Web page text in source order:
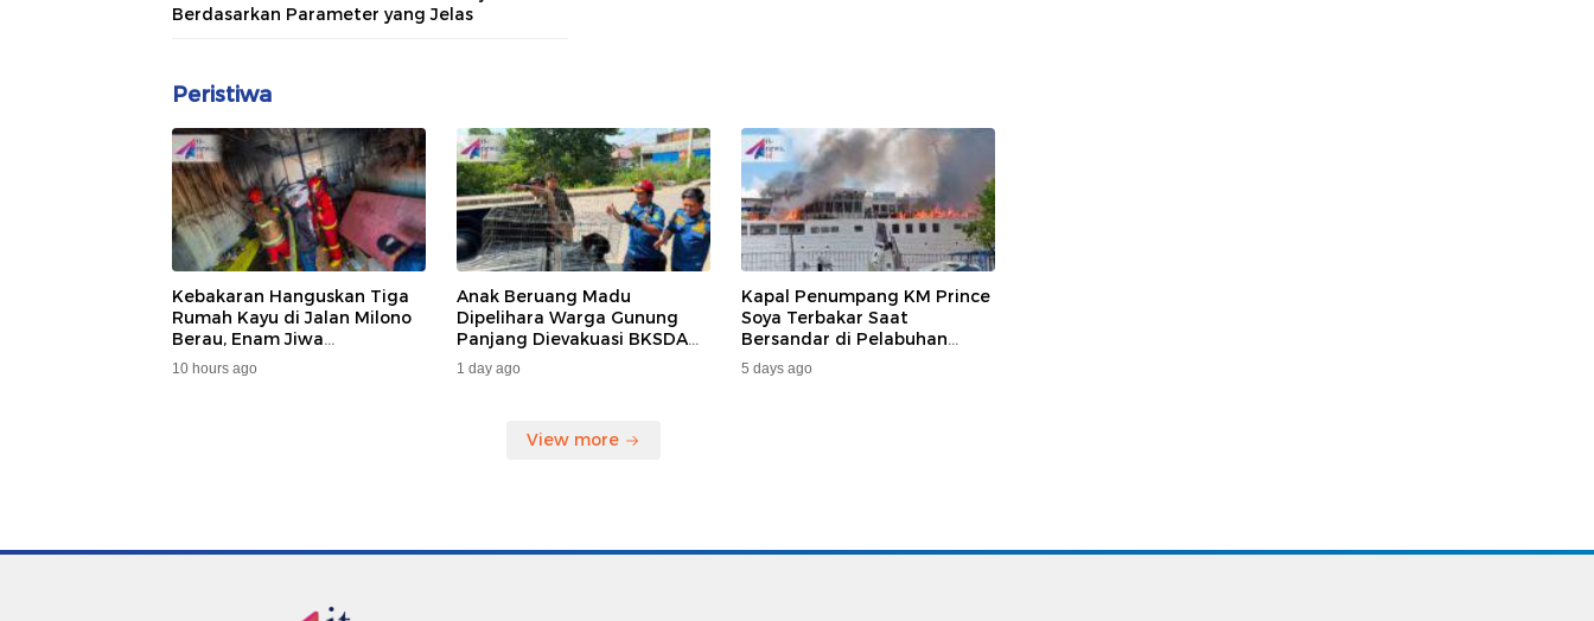
Berdasarkan Parameter yang Jelas
Peristiwa
Kebakaran Hanguskan Tiga
Rumah Kayu di Jalan Milono
Berau, Enam Jiwa
Terdampak
10 hours ago
Anak Beruang Madu
Dipelihara Warga Gunung
Panjang Dievakuasi BKSDA
Dan DAMKAR
1 day ago
Kapal Penumpang KM Prince
Soya Terbakar Saat
Bersandar di Pelabuhan
Samarinda, Keberangkatan
Penumpang Dialihkan
5 days ago
View more